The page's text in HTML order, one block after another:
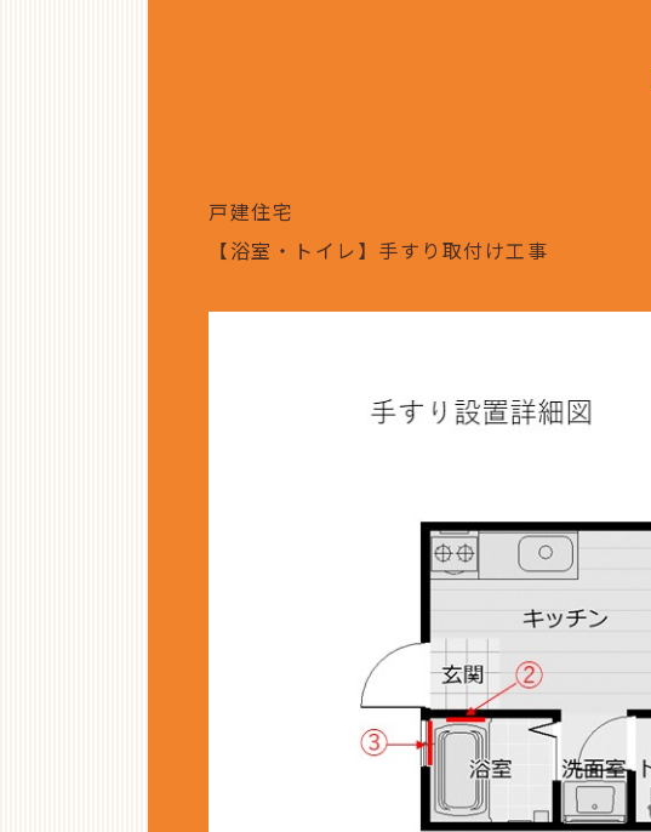
戸建住宅
【浴室・トイレ】手すり取付け工事